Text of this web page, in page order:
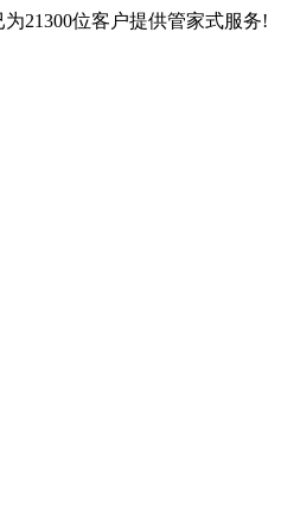
21300位客户提供管家式服务!